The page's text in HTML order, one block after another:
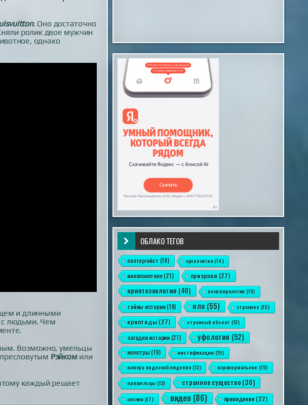
. Оно достаточно
ролик двое мужчин
однако
и длинными
с людьми. Чем
Возможно, умельцы
Рэйкомили
каждый решает
ОБЛАКО ТЕГОВ
полтергейст(18) археология(14)
инопланетяне(21) призраки(27)
криптозоология (40) конспирология(15)
тайны истории(19) нло(55) странное(15)
криптиды(27) странный объект (13)
загадки истории(21) уфология (52)
монстры(19) мистификации(15)
камера видеонаблюдения(13) паранормальное (15)
пришельцы(13) странное существо(36)
англия(17) видео(86) привидения(22)